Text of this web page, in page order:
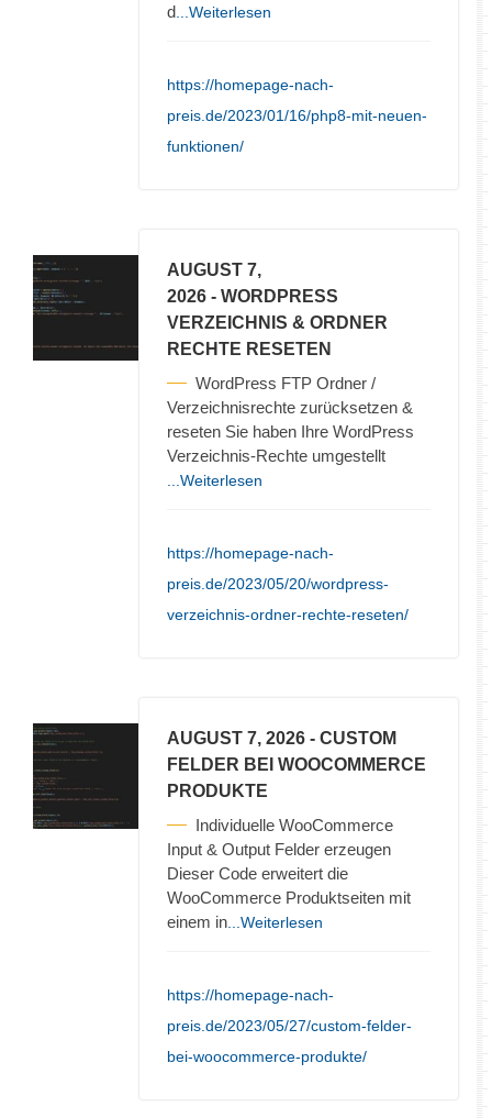
d ...Weiterlesen
https://homepage-nach-
preis.de/2023/01/16/php8-mit-neuen-
funktionen/
AUGUST 7,
2026 - WORDPRESS
VERZEICHNIS & ORDNER
RECHTE RESETEN
WordPress FTP Ordner /
Verzeichnisrechte zurücksetzen &
reseten Sie haben Ihre WordPress
Verzeichnis-Rechte umgestellt
...Weiterlesen
https://homepage-nach-
preis.de/2023/05/20/wordpress-
verzeichnis-ordner-rechte-reseten/
AUGUST 7, 2026 - CUSTOM
FELDER BEI WOOCOMMERCE
PRODUKTE
Individuelle WooCommerce
Input & Output Felder erzeugen
Dieser Code erweitert die
WooCommerce Produktseiten mit
einem in ...Weiterlesen
https://homepage-nach-
preis.de/2023/05/27/custom-felder-
bei-woocommerce-produkte/